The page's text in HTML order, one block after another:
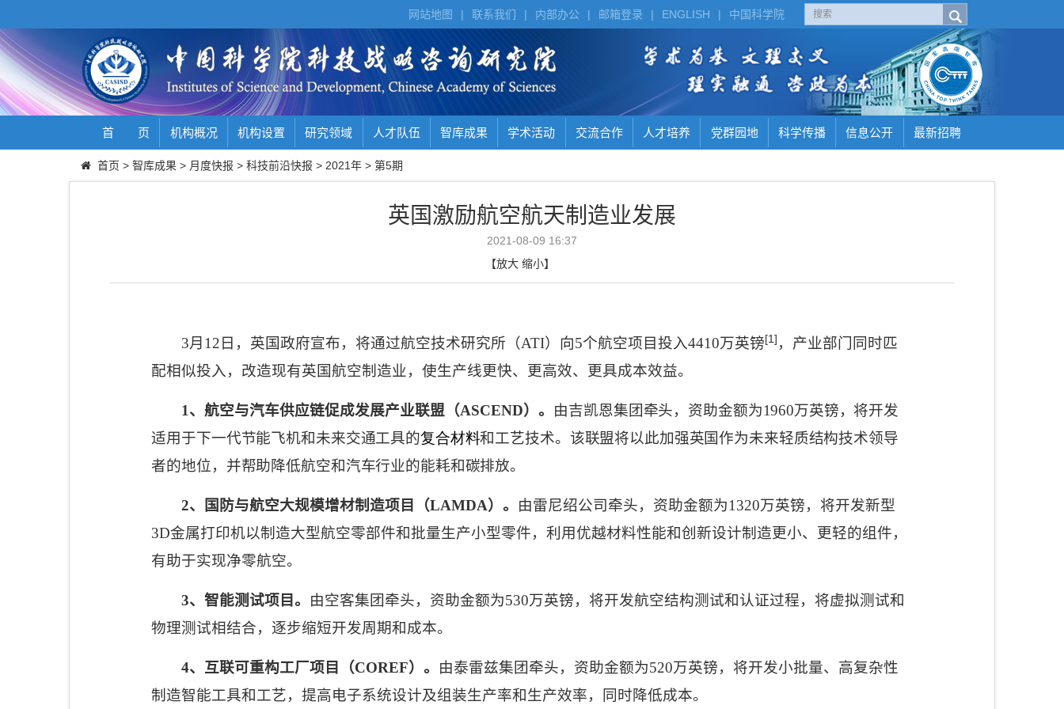
中国科学院
|
ENGLISH
|
邮箱登录
|
内部办公
|
联系我们
|
网站地图
首 页 机构概况 机构设置 研究领域 人才队伍 智库成果 学术活动 交流合作 人才培养 党群园地 科学传播 信息公开 最新招聘
首页 > 智库成果 > 月度快报 > 科技前沿快报 > 2021年 > 第5期
英国激励航空航天制造业发展
2021-08-09 16:37
【放大 缩小】
3月 12 日，英国政府宣布，将通过航空技术研究所（ATI）向5个航空项目投入4410万英镑[1] ，产业部门同时匹
配相似投入，改造现有英国航空制造业，使生产线更快、更高效、更具成本效益。
1、航空与汽车供应链促成发展产业联盟（ASCEND）。 由吉凯恩集团牵头，资助金额为1960万英镑，将开发
适用于下一代节能飞机和未来交通工具的复合材料和工艺技术。该联盟将以此加强英国作为未来轻质结构技术领导
者的地位，并帮助降低航空和汽车行业的能耗和碳排放。
2、国防与航空大规模增材制造项目（LAMDA）。 由雷尼绍公司牵头，资助金额为1320万英镑，将开发新型
3D金属打印机以制造大型航空零部件和批量生产小型零件，利用优越材料性能和创新设计制造更小、更轻的组件，
有助于实现净零航空。
3、智能测试项目。 由空客集团牵头，资助金额为530万英镑，将开发航空结构测试和认证过程，将虚拟测试和
物理测试相结合，逐步缩短开发周期和成本。
4、互联可重构工厂项目（COREF）。 由泰雷兹集团牵头，资助金额为520万英镑，将开发小批量、高复杂性
制造智能工具和工艺，提高电子系统设计及组装生产率和生产效率，同时降低成本。